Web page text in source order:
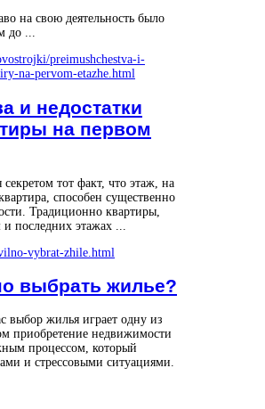
на свою деятельность было
до ...
и недостатки
на первом
секретом тот факт, что этаж, на
способен существенно
Традиционно квартиры,
последних этажах ...
выбрать жилье?
выбор жилья играет одну из
приобретение недвижимости
процессом, который
и стрессовыми ситуациями.